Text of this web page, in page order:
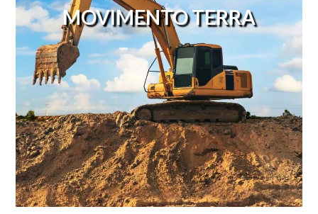
MOVIMENTO TERRA